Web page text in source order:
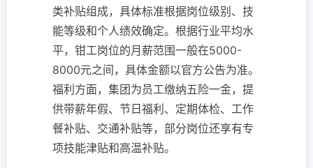
类补贴组成，具体标准根据岗位级别、技
能等级和个人绩效确定。根据行业平均水
平，钳工岗位的月薪范围一般在5000-
8000元之间，具体金额以官方公告为准。
福利方面，集团为员工缴纳五险一金，提
供带薪年假、节日福利、定期体检、工作
餐补贴、交通补贴等，部分岗位还享有专
项技能津贴和高温补贴。